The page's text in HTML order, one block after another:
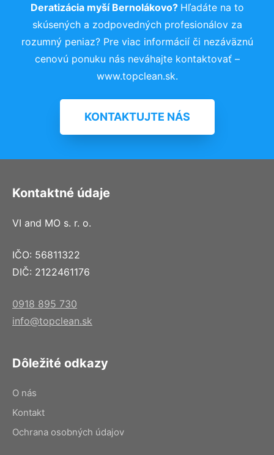
Deratizácia myší Bernolákovo? Hľadáte na to
skúsených a zodpovedných profesionálov za
rozumný peniaz? Pre viac informácií či nezáväznú
cenovú ponuku nás neváhajte kontaktovať –
www.topclean.sk.
KONTAKTUJTE NÁS
Kontaktné údaje
VI and MO s. r. o.
IČO: 56811322
DIČ: 2122461176
0918 895 730
info@topclean.sk
Dôležité odkazy
O nás
Kontakt
Ochrana osobných údajov